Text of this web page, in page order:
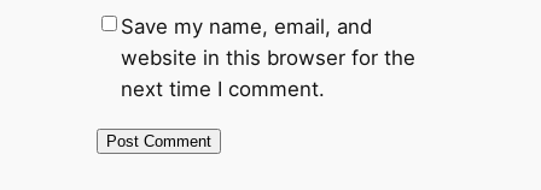
Save my name, email, and
website in this browser for the
next time I comment.